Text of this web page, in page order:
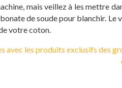
mais veillez à les mettre
de soude pour blanchir. Le
votre coton.
avec les produits exclusifs des